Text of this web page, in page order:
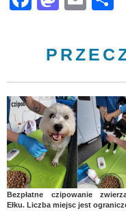
Bezpłatne czipowanie
Ełku. Liczba miejsc jest